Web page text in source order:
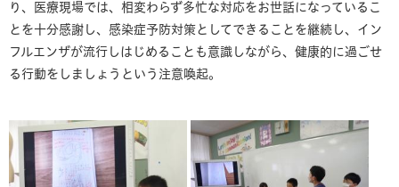
り、医療現場では、相変わらず多忙な対応をお世話になっているこ
とを十分感謝し、感染症予防対策としてできることを継続し、イン
フルエンザが流行しはじめることも意識しながら、健康的に過ごせ
る行動をしましょうという注意喚起。